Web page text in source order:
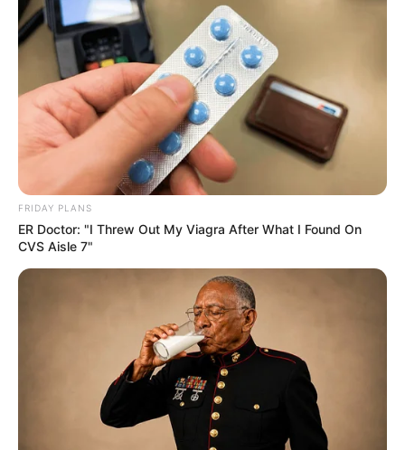
FRIDAY PLANS
ER Doctor: "I Threw Out My Viagra After What I Found On
CVS Aisle 7"